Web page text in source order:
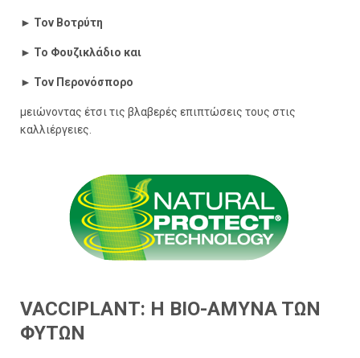
► Τον Βοτρύτη
► Το Φουζικλάδιο και
► Τον Περονόσπορο
μειώνοντας έτσι τις βλαβερές επιπτώσεις τους στις
καλλιέργειες.
VACCIPLANT: H BIO-AMYNA TΩΝ
ΦΥΤΩΝ